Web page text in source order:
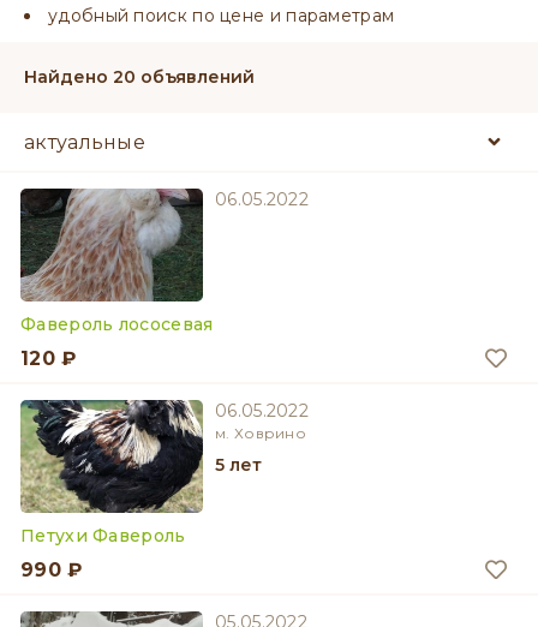
удобный поиск по цене и параметрам
Найдено 20 объявлений
06.05.2022
Фавероль лососевая
120 ₽
06.05.2022
м. Ховрино
5 лет
Петухи Фавероль
990 ₽
05.05.2022